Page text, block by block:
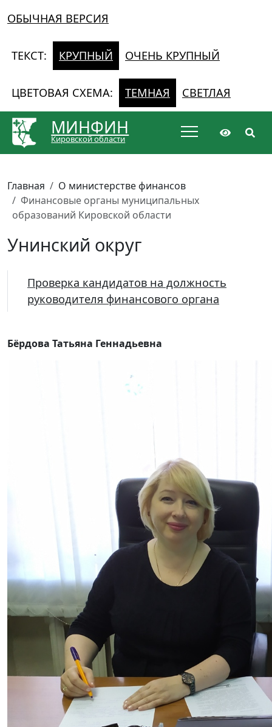
ОБЫЧНАЯ ВЕРСИЯ
ТЕКСТ: КРУПНЫЙ ОЧЕНЬ КРУПНЫЙ
ЦВЕТОВАЯ СХЕМА: ТЕМНАЯ СВЕТЛАЯ
МИНФИН
Кировской области
Главная
О министерстве финансов
Финансовые органы муниципальных
образований Кировской области
Унинский округ
Бёрдова Татьяна Геннадьевна
Проверка кандидатов на должность
руководителя финансового органа